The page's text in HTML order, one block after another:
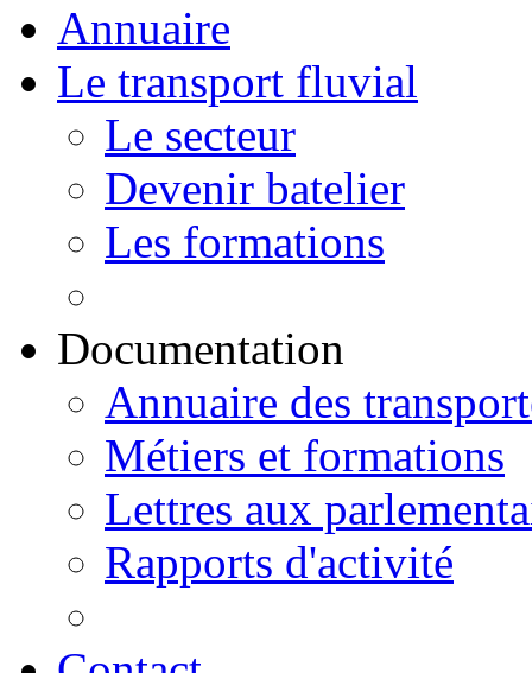
Annuaire
Le transport fluvial
Le secteur
Devenir batelier
Les formations
Documentation
Annuaire des
Métiers et formations
Lettres aux
Rapports d'activité